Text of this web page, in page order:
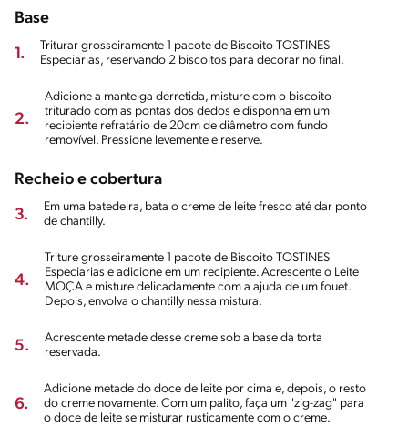
Base
1.
Triturar grosseiramente 1 pacote de Biscoito TOSTINES
Especiarias, reservando 2 biscoitos para decorar no final.
2.
Adicione a manteiga derretida, misture com o biscoito
triturado com as pontas dos dedos e disponha em um
recipiente refratário de 20cm de diâmetro com fundo
removível. Pressione levemente e reserve.
Recheio e cobertura
3.
Em uma batedeira, bata o creme de leite fresco até dar ponto
de chantilly.
4.
Triture grosseiramente 1 pacote de Biscoito TOSTINES
Especiarias e adicione em um recipiente. Acrescente o Leite
MOÇA e misture delicadamente com a ajuda de um fouet.
Depois, envolva o chantilly nessa mistura.
5.
Acrescente metade desse creme sob a base da torta
reservada.
6.
Adicione metade do doce de leite por cima e, depois, o resto
do creme novamente. Com um palito, faça um "zig-zag" para
o doce de leite se misturar rusticamente com o creme.